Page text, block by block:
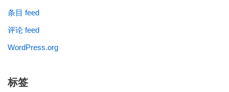
条目 feed
评论 feed
WordPress.org
标签